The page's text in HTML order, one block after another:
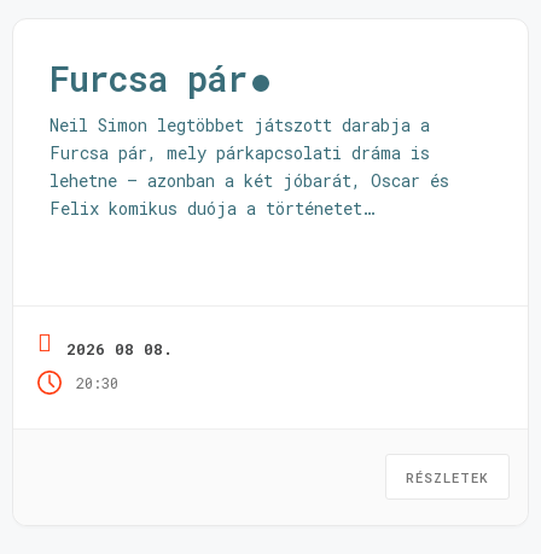
Furcsa pár
Neil Simon legtöbbet játszott darabja a
Furcsa pár, mely párkapcsolati dráma is
lehetne – azonban a két jóbarát, Oscar és
Felix komikus duója a történetet
2026 08 08.
20:30
RÉSZLETEK